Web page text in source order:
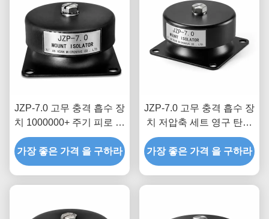
JZP-7.0 고무 충격 흡수 장
치 1000000+ 주기 피로 테
스트를 거친 레거시 장비
용 드롭인 개조 댐퍼
가장 좋은 가격 을 구하라
JZP-7.0 고무 충격 흡수 장
치 저압축 세트 영구 탄성
중장비에 최적화된 감쇠비
가장 좋은 가격 을 구하라